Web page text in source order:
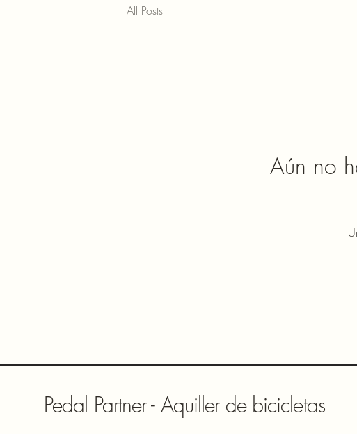
All Posts
Aún no
Pedal Partner - Aquiller de bicicletas